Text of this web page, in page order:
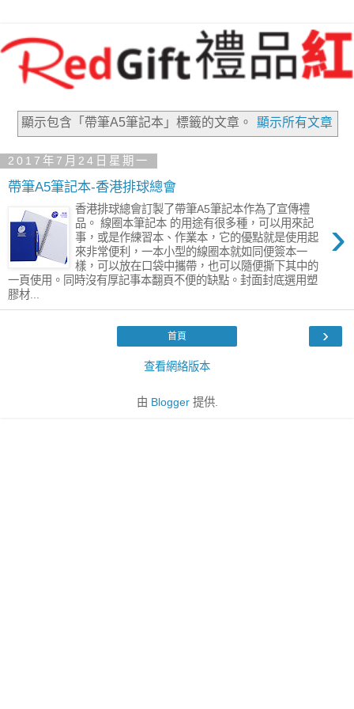
顯示包含「帶筆A5筆記本」 標籤的文章。 顯示所有文章
2017年7月24日星期一
帶筆A5筆記本-香港排球總會
›
香港排球總會訂製了帶筆A5筆記本作為了宣傳禮
品。 線圈本筆記本 的用途有很多種，可以用來記
事，或是作練習本、作業本，它的優點就是使用起
來非常便利，一本小型的線圈本就如同便簽本一
樣，可以放在口袋中攜帶，也可以隨便撕下其中的
一頁使用。同時沒有厚記事本翻頁不便的缺點。封面封底選用塑
膠材...
›
首頁
查看網絡版本
由 Blogger提供.